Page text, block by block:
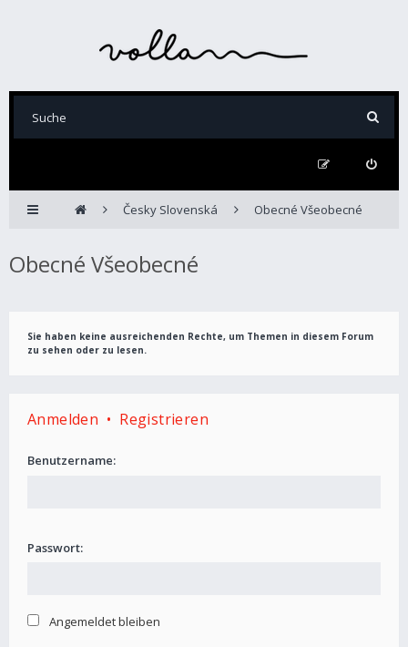
Česky Slovenská Obecné Všeobecné
Obecné Všeobecné
Sie haben keine ausreichenden Rechte, um Themen in diesem Forum
zu sehen oder zu lesen.
Anmelden • Registrieren
Benutzername:
Passwort:
Angemeldet bleiben